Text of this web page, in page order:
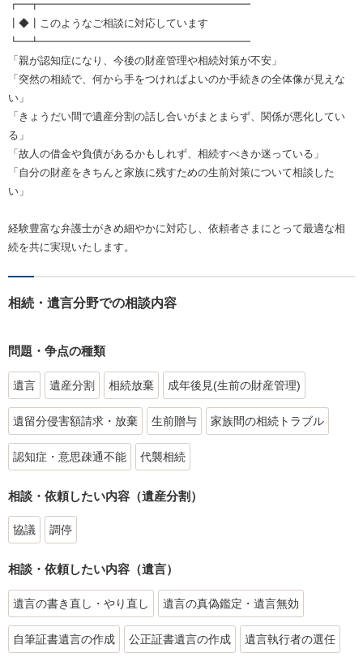
┏━┳━━━━━━━━━━━━━━━━━━━━
┃◆┃このようなご相談に対応しています
┗━┻━━━━━━━━━━━━━━━━━━━━
「親が認知症になり、今後の財産管理や相続対策が不安」
「突然の相続で、何から手をつければよいのか手続きの全体像が見えな
い」
「きょうだい間で遺産分割の話し合いがまとまらず、関係が悪化してい
る」
「故人の借金や負債があるかもしれず、相続すべきか迷っている」
「自分の財産をきちんと家族に残すための生前対策について相談した
い」
経験豊富な弁護士がきめ細やかに対応し、依頼者さまにとって最適な相
続を共に実現いたします。
相続・遺言分野での相談内容
問題・争点の種類
遺言 遺産分割 相続放棄 成年後見(生前の財産管理)
遺留分侵害額請求・放棄 生前贈与 家族間の相続トラブル
認知症・意思疎通不能 代襲相続
相談・依頼したい内容（遺産分割）
協議 調停
相談・依頼したい内容（遺言）
遺言の書き直し・やり直し 遺言の真偽鑑定・遺言無効
自筆証書遺言の作成 公正証書遺言の作成 遺言執行者の選任